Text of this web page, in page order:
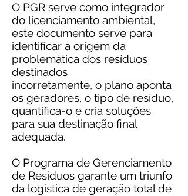
O PGR serve como integrador
do licenciamento ambiental,
este documento serve para
identificar a origem da
problemática dos resíduos
destinados
incorretamente, o plano aponta
os geradores, o tipo de resíduo,
quantifica-o e cria soluções
para sua destinação final
adequada.
O Programa de Gerenciamento
de Resíduos garante um triunfo
da logística de geração total de